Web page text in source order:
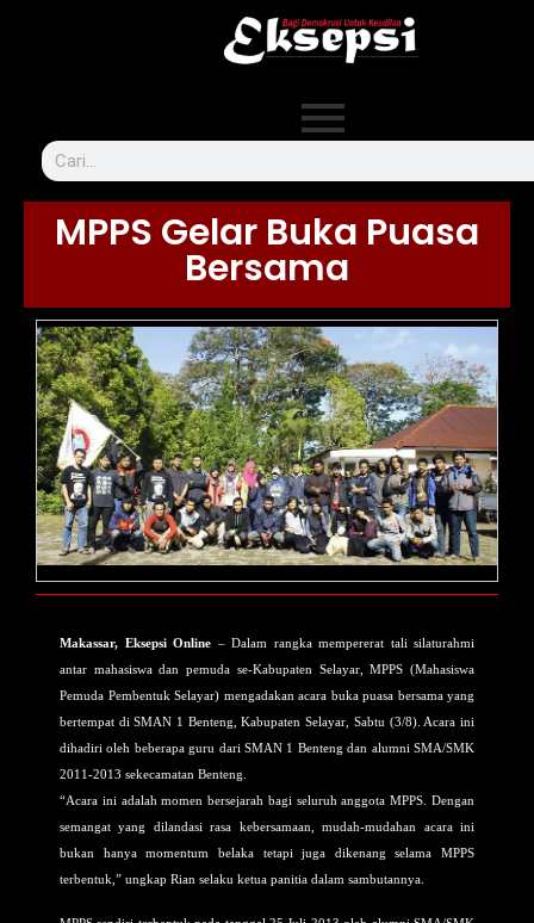
MPPS Gelar Buka Puasa
Bersama
Makassar, Eksepsi Online – Dalam rangka mempererat tali silaturahmi
antar mahasiswa dan pemuda se-Kabupaten Selayar, MPPS (Mahasiswa
Pemuda Pembentuk Selayar) mengadakan acara buka puasa bersama yang
bertempat di SMAN 1 Benteng, Kabupaten Selayar, Sabtu (3/8). Acara ini
dihadiri oleh beberapa guru dari SMAN 1 Benteng dan alumni SMA/SMK
2011-2013 sekecamatan Benteng.
“Acara ini adalah momen bersejarah bagi seluruh anggota MPPS. Dengan
semangat yang dilandasi rasa kebersamaan, mudah-mudahan acara ini
bukan hanya momentum belaka tetapi juga dikenang selama MPPS
terbentuk,” ungkap Rian selaku ketua panitia dalam sambutannya.